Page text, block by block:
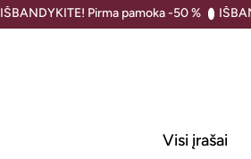
IŠBANDYKITE! Pirma pamoka -50 %
Visi įrašai